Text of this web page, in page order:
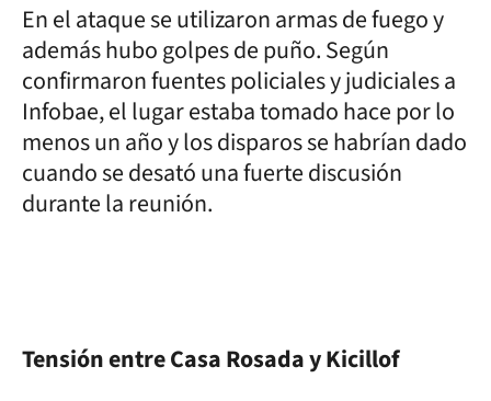
En el ataque se utilizaron armas de fuego y
además hubo golpes de puño. Según
confirmaron fuentes policiales y judiciales a
Infobae, el lugar estaba tomado hace por lo
menos un año y los disparos se habrían dado
cuando se desató una fuerte discusión
durante la reunión.
Tensión entre Casa Rosada y Kicillof